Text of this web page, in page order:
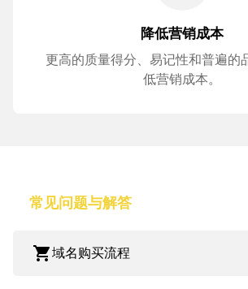
降低营销成本
更高的质量得分、易记性和普遍的
低营销成本。
常见问题与解答
shopping_cart域名购买流程